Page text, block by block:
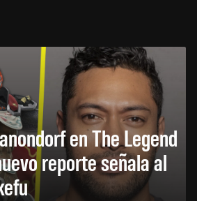
en The Legend
reporte señala al